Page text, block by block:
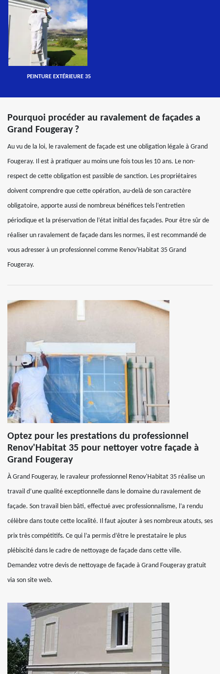
PEINTURE EXTÉRIEURE 35
Pourquoi procéder au ravalement de façades a
Grand Fougeray ?
Au vu de la loi, le ravalement de façade est une obligation légale à Grand
Fougeray. Il est à pratiquer au moins une fois tous les 10 ans. Le non-
respect de cette obligation est passible de sanction. Les propriétaires
doivent comprendre que cette opération, au-delà de son caractère
obligatoire, apporte aussi de nombreux bénéfices tels l’entretien
périodique et la préservation de l’état initial des façades. Pour être sûr de
réaliser un ravalement de façade dans les normes, il est recommandé de
vous adresser à un professionnel comme Renov'Habitat 35 Grand
Fougeray.
Optez pour les prestations du professionnel
Renov'Habitat 35 pour nettoyer votre façade à
Grand Fougeray
À Grand Fougeray, le ravaleur professionnel Renov'Habitat 35 réalise un
travail d’une qualité exceptionnelle dans le domaine du ravalement de
façade. Son travail bien bâti, effectué avec professionnalisme, l’a rendu
célèbre dans toute cette localité. Il faut ajouter à ses nombreux atouts, ses
prix très compétitifs. Ce qui l’a permis d’être le prestataire le plus
plébiscité dans le cadre de nettoyage de façade dans cette ville.
Demandez votre devis de nettoyage de façade à Grand Fougeray gratuit
via son site web.